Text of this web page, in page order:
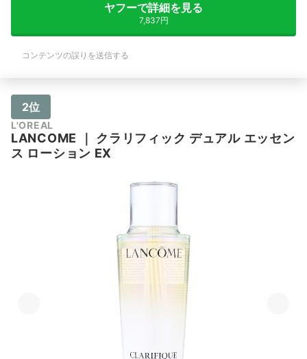
ヤフーで詳細を見る
7,837円
コンテンツの誤りを送信する
2位
L'OREAL
LANCOME
クラリフィック デュアル エッセン
ス ローション EX